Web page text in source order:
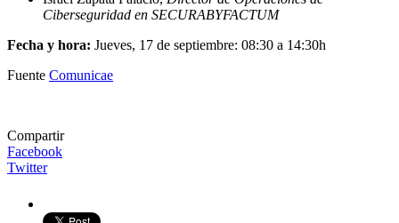
Ciberseguridad en SECURABYFACTUM
Fecha y hora: Jueves, 17 de septiembre: 08:30 a 14:30h
Fuente Comunicae
Compartir
Facebook
Twitter